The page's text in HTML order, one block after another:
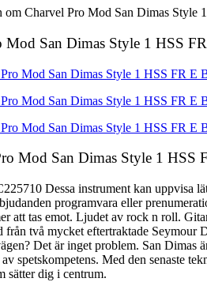
Charvel Pro Mod San Dimas
San Dimas Style 1 HSS
Mod San Dimas Style 1 HSS
Dessa instrument kan uppvisa
programvara eller
att tas emot. Ljudet av rock n roll.
två mycket eftertraktade
Det är inget problem. San
spetskompetens. Med den senaste
sätter dig i centrum.